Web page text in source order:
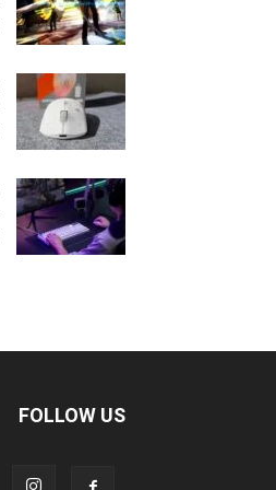
FOLLOW US